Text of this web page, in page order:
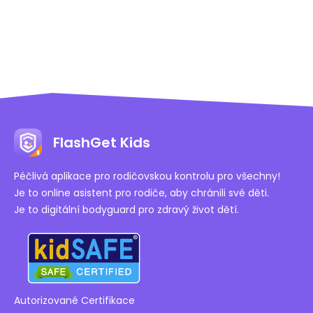
FlashGet Kids
Péčlivá aplikace pro rodičovskou kontrolu pro všechny!
Je to online asistent pro rodiče, aby chránili své děti.
Je to digitální bodyguard pro zdravý život dětí.
Autorizované Certifikace